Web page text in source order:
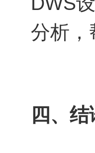
分析，
四、结